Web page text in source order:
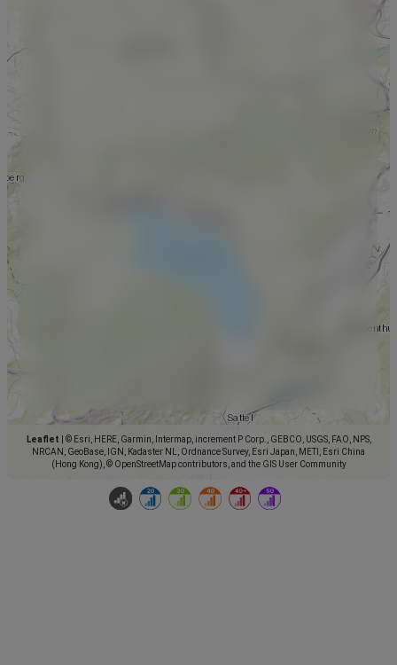
Leaflet
© Esri, HERE, Garmin, Intermap, increment P Corp., GEBCO, USGS, FAO, NPS,
NRCAN, GeoBase, IGN, Kadaster NL, Ordnance Survey, Esri Japan, METI, Esri China
(Hong Kong), © OpenStreetMap contributors, and the GIS User Community